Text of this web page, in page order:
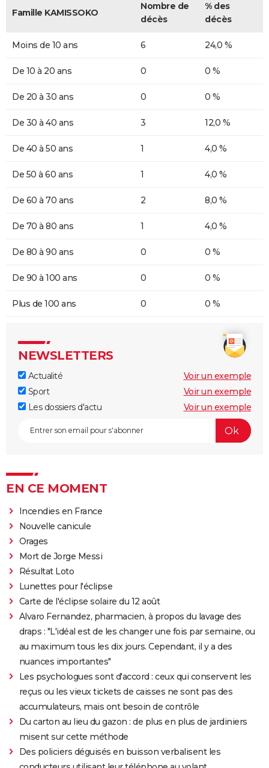
Famille KAMISSOKO
Nombre de
décès
% des
décès
Moins de 10 ans 6 24,0 %
De 10 à 20 ans 0 0 %
De 20 à 30 ans 0 0 %
De 30 à 40 ans 3 12,0 %
De 40 à 50 ans 1 4,0 %
De 50 à 60 ans 1 4,0 %
De 60 à 70 ans 2 8,0 %
De 70 à 80 ans 1 4,0 %
De 80 à 90 ans 0 0 %
De 90 à 100 ans 0 0 %
Plus de 100 ans 0 0 %
NEWSLETTERS
Actualité
Voir un exemple
Sport
Voir un exemple
Les dossiers d'actu
Voir un exemple
EN CE MOMENT
Incendies en France
Nouvelle canicule
Orages
Mort de Jorge Messi
Résultat Loto
Lunettes pour l'éclipse
Carte de l'éclipse solaire du 12 août
Alvaro Fernandez, pharmacien, à propos du lavage des
draps : "L'idéal est de les changer une fois par semaine, ou
au maximum tous les dix jours. Cependant, il y a des
nuances importantes"
Les psychologues sont d'accord : ceux qui conservent les
reçus ou les vieux tickets de caisses ne sont pas des
accumulateurs, mais ont besoin de contrôle
Du carton au lieu du gazon : de plus en plus de jardiniers
misent sur cette méthode
Des policiers déguisés en buisson verbalisent les